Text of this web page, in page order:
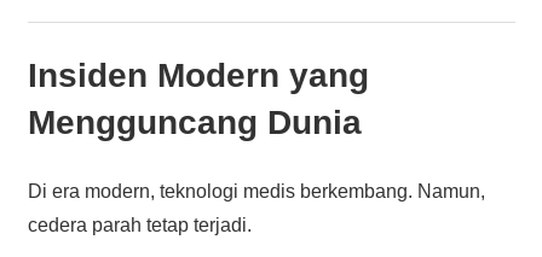
Insiden Modern yang
Mengguncang Dunia
Di era modern, teknologi medis berkembang. Namun,
cedera parah tetap terjadi.